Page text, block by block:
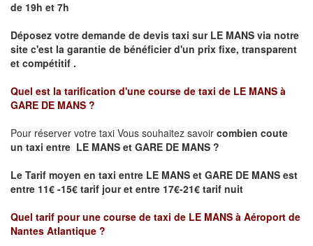
de 19h et 7h
Déposez votre demande de devis taxi sur LE MANS via notre
site c'est la garantie de bénéficier d'un prix fixe, transparent
et compétitif .
Quel est la tarification d'une course de taxi de LE MANS à
GARE DE MANS ?
Pour réserver votre taxi Vous souhaitez savoir combien coute
un taxi entre LE MANS et GARE DE MANS ?
Le Tarif moyen en taxi entre LE MANS et GARE DE MANS est
entre 11€ -15€ tarif jour et entre 17€-21€ tarif nuit
Quel tarif pour une course de taxi de LE MANS à Aéroport de
Nantes Atlantique ?